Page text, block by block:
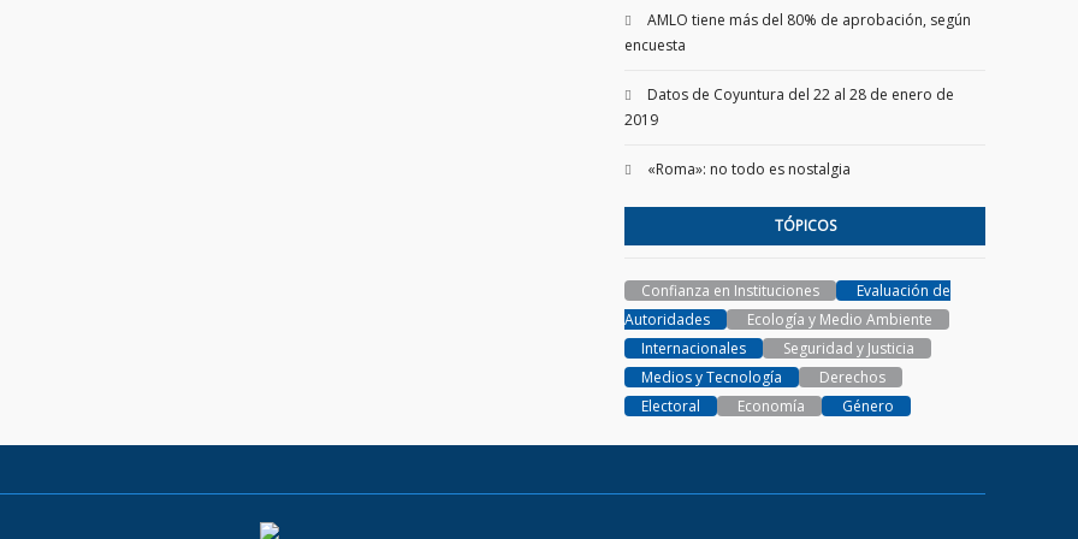
AMLO tiene más del 80% de aprobación, según
encuesta
Datos de Coyuntura del 22 al 28 de enero de
2019
«Roma»: no todo es nostalgia
TÓPICOS
Confianza en Instituciones
Evaluación de
Autoridades
Ecología y Medio Ambiente
Internacionales
Seguridad y Justicia
Medios y Tecnología
Derechos
Electoral
Economía Género